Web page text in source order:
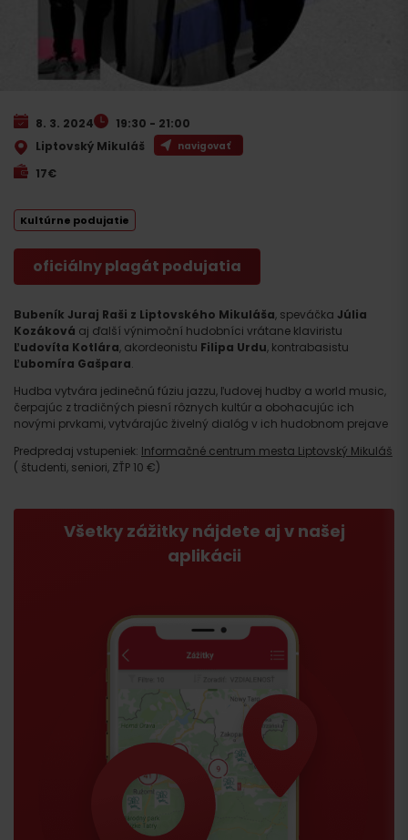
Bubeník Juraj Raši z Liptovského Mikuláša, speváčka Júlia
Kozáková aj ďalší výnimoční hudobníci vrátane klaviristu
Ľudovíta Kotlára, akordeonistu Filipa Urdu, kontrabasistu
Ľubomíra Gašpara.
Hudba vytvára jedinečnú fúziu jazzu, ľudovej hudby a world music,
čerpajúc z tradičných piesní rôznych kultúr a obohacujúc ich
novými prvkami, vytvárajúc živelný dialóg v ich hudobnom prejave
Predpredaj vstupeniek: Informačné centrum mesta Liptovský Mikuláš
( študenti, seniori, ZŤP 10 €)
Všetky zážitky nájdete aj v našej
aplikácii
8. 3. 2024
19:30 - 21:00
Liptovský Mikuláš
navigovať
17€
Kultúrne podujatie
oficiálny plagát podujatia